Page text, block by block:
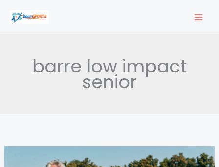
barre low impact
senior